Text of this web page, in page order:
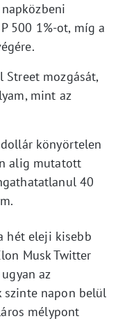
500 1%-ot, míg a
Street mozgását,
mint az
könyörtelen
alig mutatott
40
hét eleji kisebb
Musk Twitter
az
szinte napon belül
mélypont